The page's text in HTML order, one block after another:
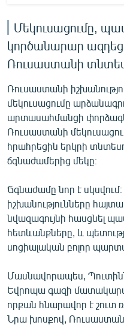
Մեկուսացումը,
կործանարար
Ռուսաստանի
Ռուսաստանի
մեկուսացումը
արտասահմանցի
Ռուսաստանի
հրահրեցին երկրի
ճգնաժամերից մեկը։
Ճգնաժամը նոր է
իշխանությունները
նվազագույնի հասցնել
հետևանքները, և
սոցիալական բոլոր
Մասնավորապես,
Եվրոպա գազի
որքան հնարավոր է շուտ
Նրա խոսքով,